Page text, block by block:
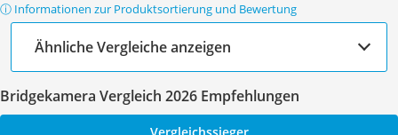
ⓘ Informationen zur Produktsortierung und Bewertung
Ähnliche Vergleiche anzeigen
Bridgekamera Vergleich 2026 Empfehlungen